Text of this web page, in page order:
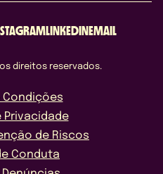
LINKEDIN EMAIL
os direitos reservados.
Condições
Privacidade
de Riscos
Conduta